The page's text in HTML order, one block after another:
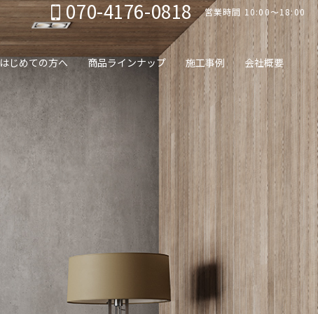
はじめての方へ 商品ラインナップ 施工事例 会社概要
070-4176-0818 営業時間 10:00～18:00